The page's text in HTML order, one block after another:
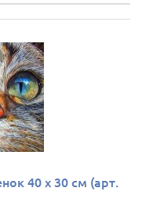
40 х 30 см (арт.